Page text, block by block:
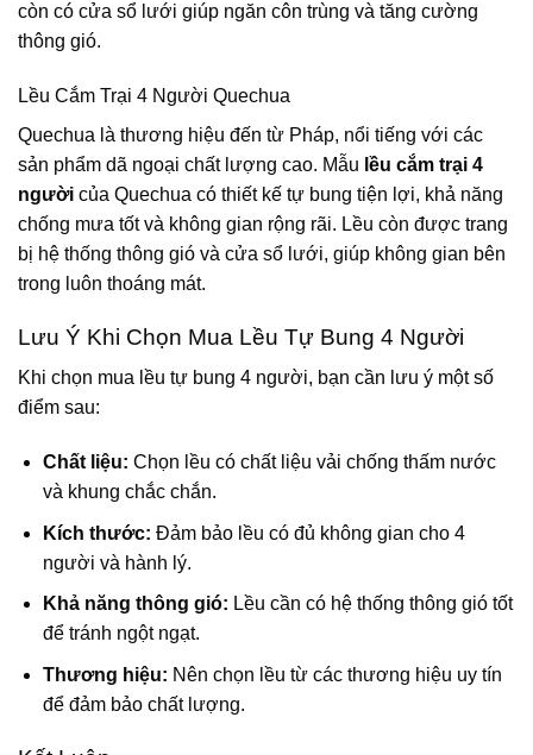
còn có cửa sổ lưới giúp ngăn côn trùng và tăng cường
thông gió.
Lều Cắm Trại 4 Người Quechua
Quechua là thương hiệu đến từ Pháp, nổi tiếng với các
sản phẩm dã ngoại chất lượng cao. Mẫu lều cắm trại 4
người của Quechua có thiết kế tự bung tiện lợi, khả năng
chống mưa tốt và không gian rộng rãi. Lều còn được trang
bị hệ thống thông gió và cửa sổ lưới, giúp không gian bên
trong luôn thoáng mát.
Lưu Ý Khi Chọn Mua Lều Tự Bung 4 Người
Khi chọn mua lều tự bung 4 người, bạn cần lưu ý một số
điểm sau:
Chất liệu: Chọn lều có chất liệu vải chống thấm nước
và khung chắc chắn.
Kích thước: Đảm bảo lều có đủ không gian cho 4
người và hành lý.
Khả năng thông gió: Lều cần có hệ thống thông gió tốt
để tránh ngột ngạt.
Thương hiệu: Nên chọn lều từ các thương hiệu uy tín
để đảm bảo chất lượng.